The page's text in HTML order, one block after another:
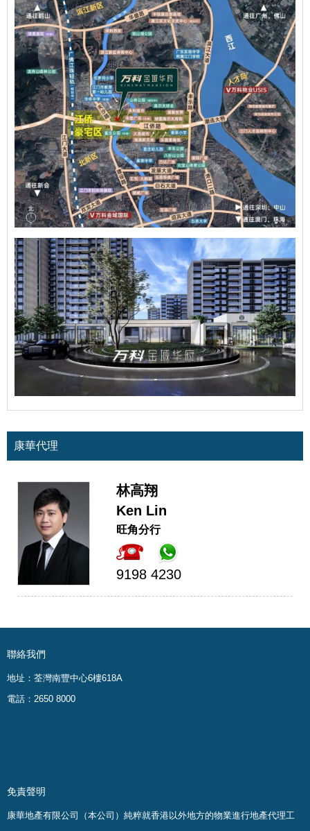
康華代理
林高翔
Ken Lin
旺角分行
9198 4230
聯絡我們
地址：荃灣南豐中心6樓618A
電話：2650 8000
免責聲明
康華地產有限公司（本公司）純粹就香港以外地方的物業進行地產代理工